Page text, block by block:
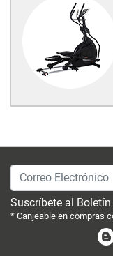
Correo Electrónico
Suscríbete al
* Canjeable en compras